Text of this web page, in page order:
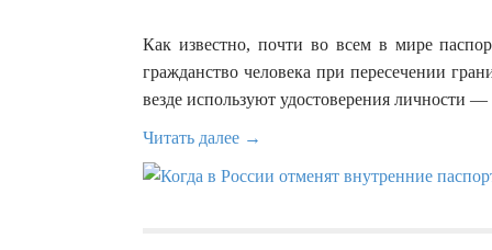
Как известно, почти во всем в мире
гражданство человека при пересечении
везде используют удостоверения личности
Читать далее →